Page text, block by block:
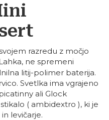
razredu z močjo
ne spremeni
litij-polimer baterija.
Svetlka ima vgrajeno
ali Glock
( ambidextro ), ki je
levičarje.